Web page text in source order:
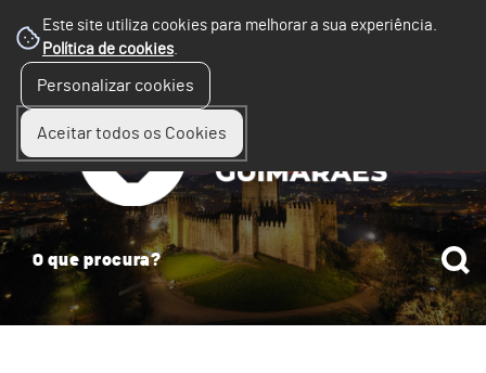
Este site utiliza cookies para melhorar a sua experiência.
Política de cookies.
Personalizar cookies
Aceitar todos os Cookies